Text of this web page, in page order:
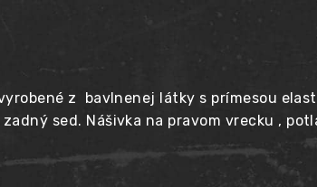
z bavlnenej látky s prímesou
sed. Nášivka na pravom vrecku ,